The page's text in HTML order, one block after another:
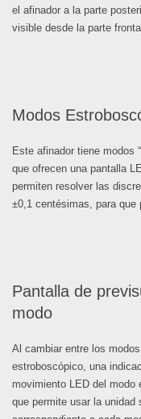
el afinador a la parte
visible desde la parte
Modos
Este afinador tiene modos
que ofrecen una pantalla
permiten resolver las
±0,1 centésimas, para que
Pantalla de
modo
Al cambiar entre los
estroboscópico, una
movimiento LED del modo
que permite usar la unidad